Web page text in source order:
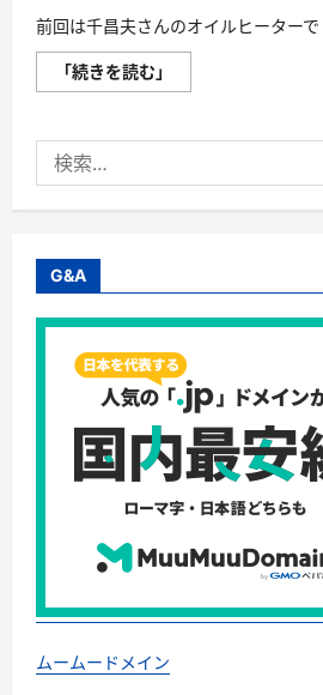
前回は千昌夫さんのオイルヒーターで
「続きを読む」
房
比
ン
キ
シ
ッ
お
ス
ス
メ
に
つ
い
て
さ
ら
読
む
索:
G&A
ムームードメイン